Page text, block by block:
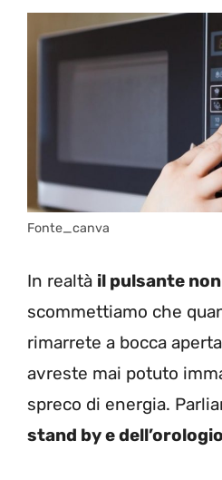
Fonte_canva
In realtà il pulsante
scommettiamo che
rimarrete a bocca
avreste mai potuto
spreco di energia.
stand by e